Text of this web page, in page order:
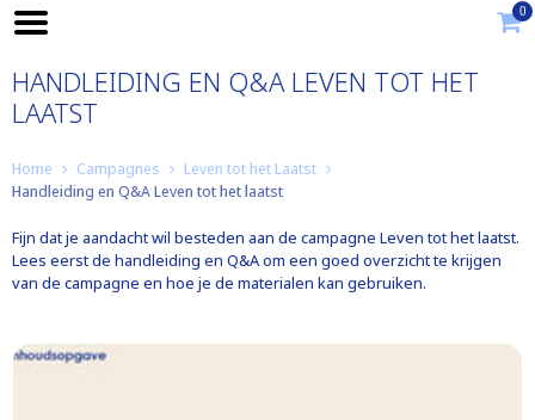
0
HANDLEIDING EN Q&A LEVEN TOT HET
LAATST
Home Campagnes
Leven tot het Laatst
Handleiding en Q&A Leven tot het laatst
Fijn dat je aandacht wil besteden aan de campagne Leven tot het laatst.
Lees eerst de handleiding en Q&A om een goed overzicht te krijgen
van de campagne en hoe je de materialen kan gebruiken.